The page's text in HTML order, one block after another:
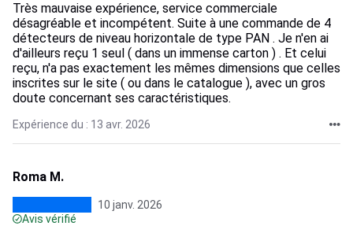
Très mauvaise expérience, service commerciale
désagréable et incompétent. Suite à une commande de 4
détecteurs de niveau horizontale de type PAN . Je n'en ai
d'ailleurs reçu 1 seul ( dans un immense carton ) . Et celui
reçu, n'a pas exactement les mêmes dimensions que celles
inscrites sur le site ( ou dans le catalogue ), avec un gros
doute concernant ses caractéristiques.
Expérience du : 13 avr. 2026
Roma M.
10 janv. 2026
Avis vérifié